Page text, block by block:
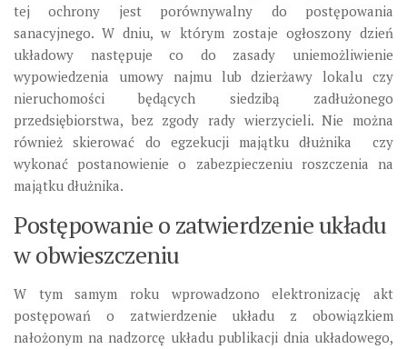
tej ochrony jest porównywalny do postępowania
sanacyjnego. W dniu, w którym zostaje ogłoszony dzień
układowy następuje co do zasady uniemożliwienie
wypowiedzenia umowy najmu lub dzierżawy lokalu czy
nieruchomości będących siedzibą zadłużonego
przedsiębiorstwa, bez zgody rady wierzycieli. Nie można
również skierować do egzekucji majątku dłużnika czy
wykonać postanowienie o zabezpieczeniu roszczenia na
majątku dłużnika.
Postępowanie o zatwierdzenie układu
w obwieszczeniu
W tym samym roku wprowadzono elektronizację akt
postępowań o zatwierdzenie układu z obowiązkiem
nałożonym na nadzorcę układu publikacji dnia układowego,